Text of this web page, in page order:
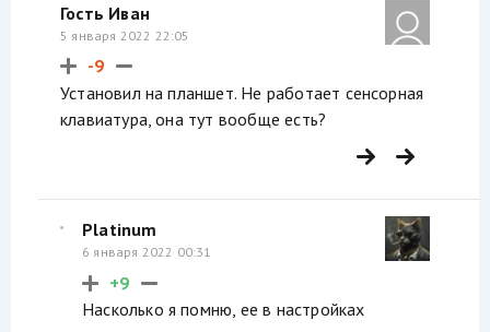
Гость Иван
5 января 2022 22:05
-9
Установил на планшет. Не работает сенсорная
клавиатура, она тут вообще есть?
Platinum
6 января 2022 00:31
+9
Насколько я помню, ее в настройках